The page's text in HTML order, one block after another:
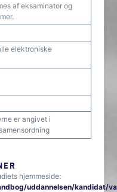
af eksaminator og
elektroniske
er angivet i
hjemmeside:
uddannelsen/kandidat/